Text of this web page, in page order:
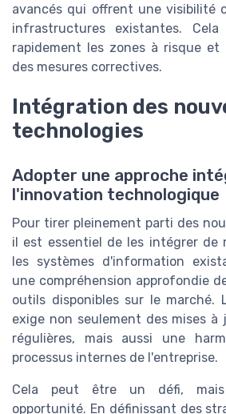
avancés qui offrent une visibilité
infrastructures existantes.
rapidement les zones à risque
des mesures correctives.
Intégration des
technologies
Adopter une approche
l'innovation technologique
Pour tirer pleinement parti des
il est essentiel de les intégrer de
les systèmes d'information
une compréhension approfondie
outils disponibles sur le marché.
exige non seulement des mises à
régulières, mais aussi une
processus internes de l'entreprise.
Cela peut être un défi,
opportunité. En définissant des